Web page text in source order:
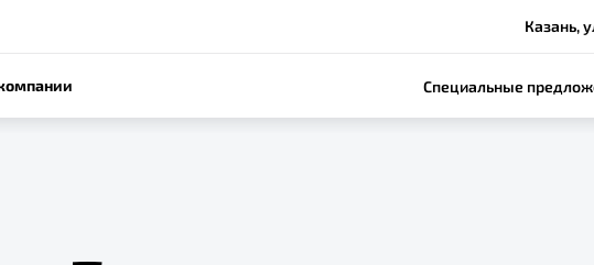
Казань,
Специальные